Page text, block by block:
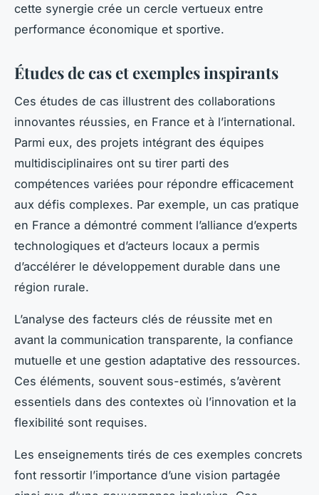
cette synergie crée un cercle vertueux entre
performance économique et sportive.
Études de cas et exemples inspirants
Ces études de cas illustrent des collaborations
innovantes réussies, en France et à l’international.
Parmi eux, des projets intégrant des équipes
multidisciplinaires ont su tirer parti des
compétences variées pour répondre efficacement
aux défis complexes. Par exemple, un cas pratique
en France a démontré comment l’alliance d’experts
technologiques et d’acteurs locaux a permis
d’accélérer le développement durable dans une
région rurale.
L’analyse des facteurs clés de réussite met en
avant la communication transparente, la confiance
mutuelle et une gestion adaptative des ressources.
Ces éléments, souvent sous-estimés, s’avèrent
essentiels dans des contextes où l’innovation et la
flexibilité sont requises.
Les enseignements tirés de ces exemples concrets
font ressortir l’importance d’une vision partagée